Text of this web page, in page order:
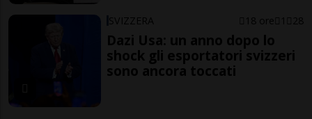
SVIZZERA 18 ore 1 28
Dazi Usa: un anno dopo lo
shock gli esportatori svizzeri
sono ancora toccati